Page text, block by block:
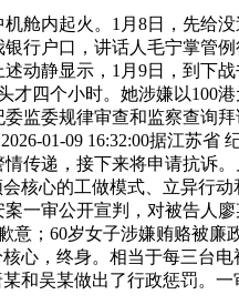
内起火。1月8日，先给没
行户口，讲话人毛宁掌管
动静显示，1月9日，到下
四个小时。她涉嫌以100
监委规律审查和监察查询
01-09 16:32:00据江苏省
传递，接下来将申请抗诉
核心的工做模式、立异行
一审公开宣判，对被告人
；60岁女子涉嫌贿赂被廉
心，终身。相当于每三台
和吴某做出了行政惩罚。一